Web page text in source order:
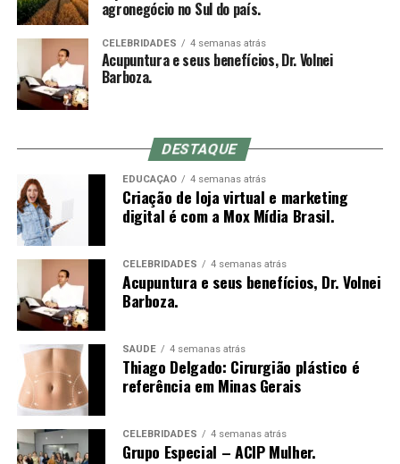
Valores Mobiliários, Câmbio e Mercadorias) se
Indústria de Intermediação. É também reconhecida pela
qualidade de suas iniciativas educacionais e, por conta de
sua experiência, modernos processos e constantes
do mercado financeiro e de capitais como Entidade
Certificadora e Credenciadora.
Sobre a Agrinvest Commodities
A Agrinvest Commodities é referência em inteligência de
mercado e gestão de risco para o agronegócio brasileiro,
conectando produtores, indústrias e o mercado
financeiro por meio de análises, consultoria e operações
em commodities agrícolas.
indicada, o que não é possível com o mandril (a
diferença entre o comprimento do mandril e da agulha é
o quanto se conseguirá inserir da agulha no primeiro
movimento).
De-qi (Chinês: 得气; pinyin: dé qì; “chegada de qi”) se
refere a uma alegada sensação de torpor, distensão ou
formigamento elétrico no local da agulha. Se essa
sensação não ocorre, então se justifica dizendo que o
acuponto não foi localizado corretamente, ou a agulha
não foi inserida na profundidade correta, ou houve
manipulação inadequada. Se o de-qi não é
imediatamente sentido no local de inserção da agulha,
várias técnicas de manipulação costumam ser
empregadas para promovê-la, como arrancar, sacudir e
tremer.[61]
agronegócio no Sul do país.
CELEBRIDADES 4 semanas atrás
Acupuntura e seus benefícios, Dr. Volnei
Barboza.
DESTAQUE
EDUCAÇÃO 4 semanas atrás
Criação de loja virtual e marketing
digital é com a Mox Mídia Brasil.
CELEBRIDADES 4 semanas atrás
Acupuntura e seus benefícios, Dr. Volnei
Barboza.
SAÚDE 4 semanas atrás
Thiago Delgado: Cirurgião plástico é
referência em Minas Gerais
CELEBRIDADES 4 semanas atrás
Grupo Especial – ACIP Mulher.